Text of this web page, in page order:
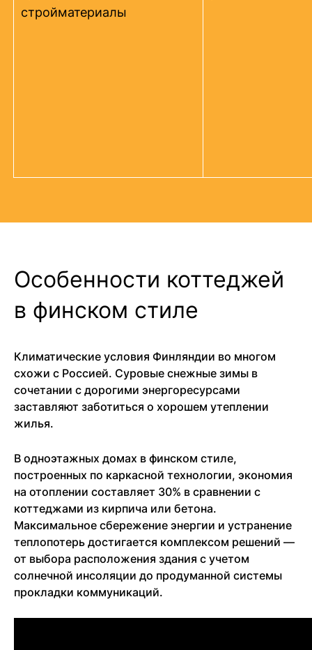
стройматериалы
Особенности коттеджей
в финском стиле
Климатические условия Финляндии во многом
схожи с Россией. Суровые снежные зимы в
сочетании с дорогими энергоресурсами
заставляют заботиться о хорошем утеплении
жилья.
В одноэтажных домах в финском стиле,
построенных по каркасной технологии, экономия
на отоплении составляет 30% в сравнении с
коттеджами из кирпича или бетона.
Максимальное сбережение энергии и устранение
теплопотерь достигается комплексом решений —
от выбора расположения здания с учетом
солнечной инсоляции до продуманной системы
прокладки коммуникаций.